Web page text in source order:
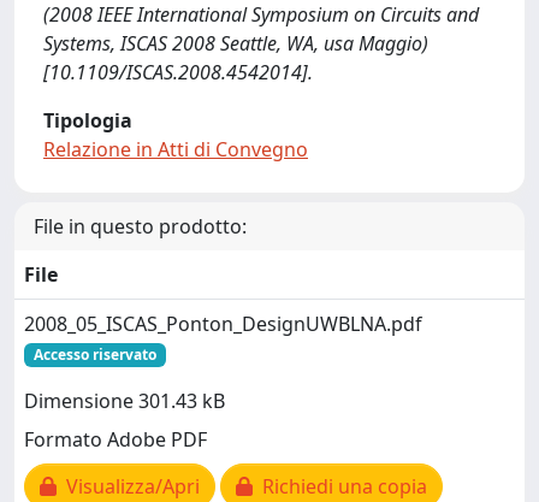
(2008 IEEE International Symposium on Circuits and
Systems, ISCAS 2008 Seattle, WA, usa Maggio)
[10.1109/ISCAS.2008.4542014].
Tipologia
Relazione in Atti di Convegno
File in questo prodotto:
File
2008_05_ISCAS_Ponton_DesignUWBLNA.pdf
Accesso riservato
Dimensione 301.43 kB
Formato Adobe PDF
Visualizza/Apri
Richiedi una copia